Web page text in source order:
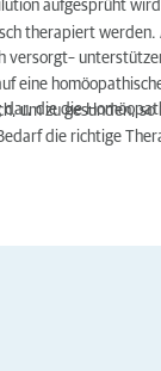
aufgesprüht
therapiert
versorgt–
eine
die die
um zu gesunden,
die richtige